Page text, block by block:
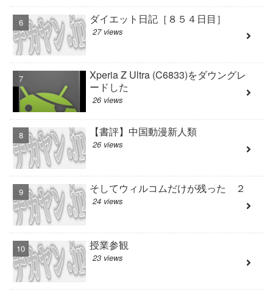
ダイエット日記［８５４日目］
27 views
Xperia Z Ultra (C6833)をダウングレ
ードした
26 views
【書評】中国動漫新人類
26 views
そしてウィルコムだけが残った ２
24 views
授業参観
23 views